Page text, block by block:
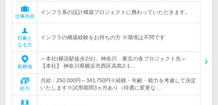
仕事内容
インフラ系の設計構築プロジェクトに携わっていただきます。
対象と
なる方
インフラの構築経験をお持ちの方 ※環境は不問です
勤務地
＜本社(横浜駅徒歩2分)、神奈川、東京の各プロジェクト先＞
【本社】 神奈川県横浜市西区高島2-1…
給与
月給：250,000円～343,750円※経験・年齢・能力を考慮して決定
いたします※試用期間3ヵ月あり（待遇に変更な…